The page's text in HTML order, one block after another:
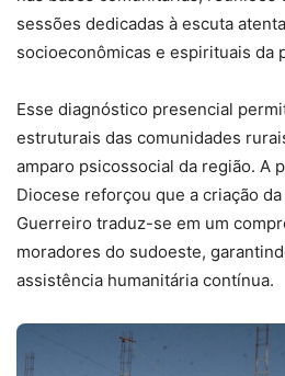
sessões dedicadas à escuta
socioeconômicas e espirituais da
Esse diagnóstico presencial
estruturais das comunidades
amparo psicossocial da região. A
Diocese reforçou que a criação
Guerreiro traduz-se em um
moradores do sudoeste,
assistência humanitária contínua.